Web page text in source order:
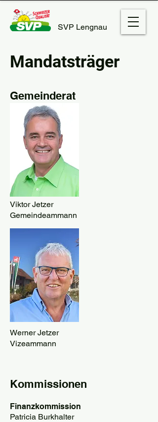
SVP Lengnau
Mandatsträger
Gemeinderat
Viktor Jetzer
Gemeindeammann
Werner Jetzer
Vizeammann
Kommissionen
Finanzkommission
Patricia Burkhalter